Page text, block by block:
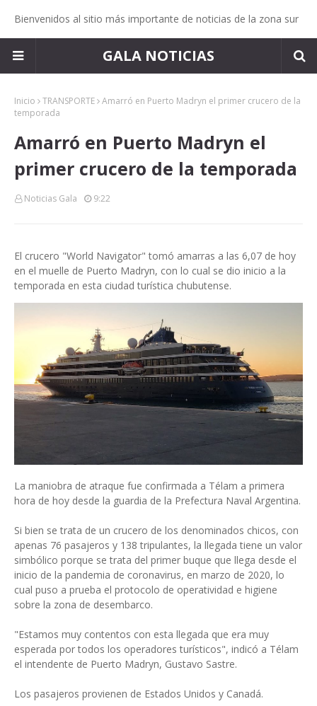
Bienvenidos al sitio más importante de noticias de la zona sur
GALA NOTICIAS
Inicio TRANSPORTE Amarró en Puerto Madryn el primer crucero de la
temporada
Amarró en Puerto Madryn el
primer crucero de la temporada
Noticias Gala 9:22
El crucero "World Navigator" tomó amarras a las 6,07 de hoy
en el muelle de Puerto Madryn, con lo cual se dio inicio a la
temporada en esta ciudad turística chubutense.
La maniobra de atraque fue confirmada a Télam a primera
hora de hoy desde la guardia de la Prefectura Naval Argentina.
Si bien se trata de un crucero de los denominados chicos, con
apenas 76 pasajeros y 138 tripulantes, la llegada tiene un valor
simbólico porque se trata del primer buque que llega desde el
inicio de la pandemia de coronavirus, en marzo de 2020, lo
cual puso a prueba el protocolo de operatividad e higiene
sobre la zona de desembarco.
"Estamos muy contentos con esta llegada que era muy
esperada por todos los operadores turísticos", indicó a Télam
el intendente de Puerto Madryn, Gustavo Sastre.
Los pasajeros provienen de Estados Unidos y Canadá.